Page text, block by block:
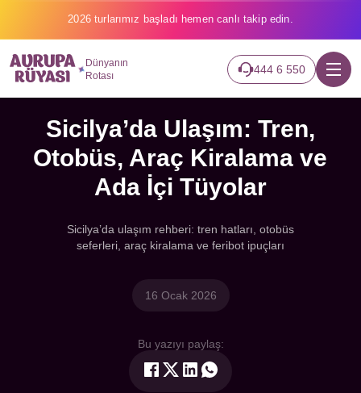
2026 turlarımız başladı hemen canlı takip edin.
Dünyanın
Rotası
444 6 550
Sicilya’da Ulaşım: Tren,
Otobüs, Araç Kiralama ve
Ada İçi Tüyolar
Sicilya’da ulaşım rehberi: tren hatları, otobüs
seferleri, araç kiralama ve feribot ipuçları
16 Ocak 2026
Bu yazıyı paylaş: